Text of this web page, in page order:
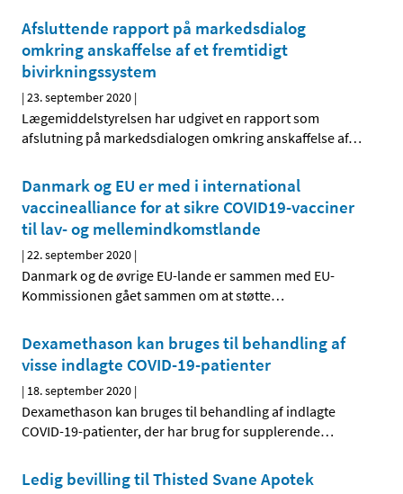
Afsluttende rapport på markedsdialog
omkring anskaffelse af et fremtidigt
bivirkningssystem
|23. september 2020 |
Lægemiddelstyrelsen har udgivet en rapport som
afslutning på markedsdialogen omkring anskaffelse af…
Danmark og EU er med i international
vaccinealliance for at sikre COVID19-vacciner
til lav- og mellemindkomstlande
|22. september 2020 |
Danmark og de øvrige EU-lande er sammen med EU-
Kommissionen gået sammen om at støtte…
Dexamethason kan bruges til behandling af
visse indlagte COVID-19-patienter
| 18. september 2020 |
Dexamethason kan bruges til behandling af indlagte
COVID-19-patienter, der har brug for supplerende…
Ledig bevilling til Thisted Svane Apotek